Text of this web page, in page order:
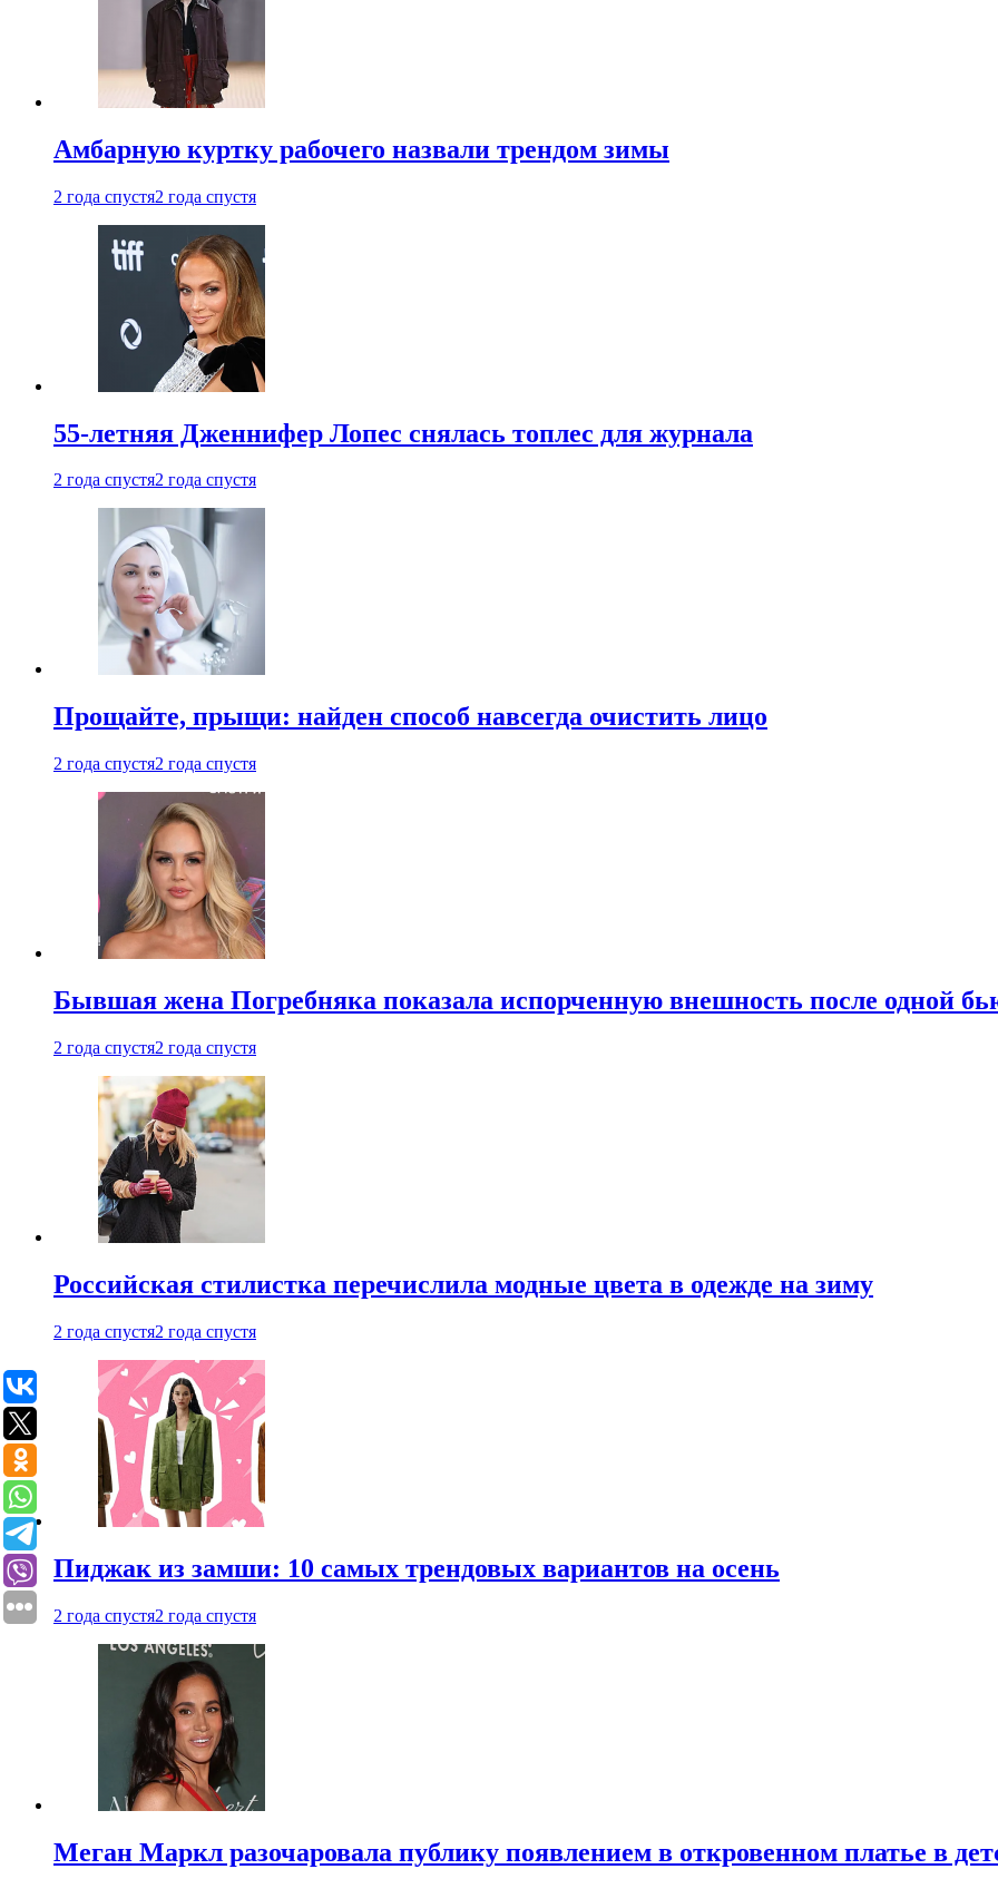
Амбарную куртку рабочего назвали трендом зимы
2 года спустя2 года спустя
55-летняя Дженнифер Лопес снялась топлес для журнала
2 года спустя2 года спустя
Прощайте, прыщи: найден способ навсегда очистить лицо
2 года спустя2 года спустя
Бывшая жена Погребняка показала испорченную внешность после одной
2 года спустя2 года спустя
Российская стилистка перечислила модные цвета в одежде на зиму
2 года спустя2 года спустя
Пиджак из замши: 10 самых трендовых вариантов на осень
2 года спустя2 года спустя
Меган Маркл разочаровала публику появлением в откровенном платье в